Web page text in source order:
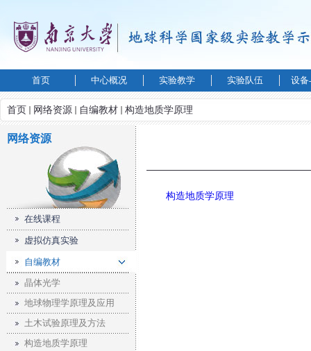
首页 中心概况 实验教学 实验队伍 设备
首页 网络资源 自编教材 构造地质学原理
网络资源
在线课程
虚拟仿真实验
自编教材
晶体光学
地球物理学原理及应用
土木试验原理及方法
构造地质学原理
构造地质学原理